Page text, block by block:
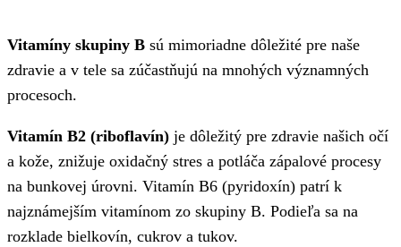
Vitamíny skupiny B sú mimoriadne dôležité pre naše
zdravie a v tele sa zúčastňujú na mnohých významných
procesoch.
Vitamín B2 (riboflavín) je dôležitý pre zdravie našich očí
a kože, znižuje oxidačný stres a potláča zápalové procesy
na bunkovej úrovni. Vitamín B6 (pyridoxín) patrí k
najznámejším vitamínom zo skupiny B. Podieľa sa na
rozklade bielkovín, cukrov a tukov.